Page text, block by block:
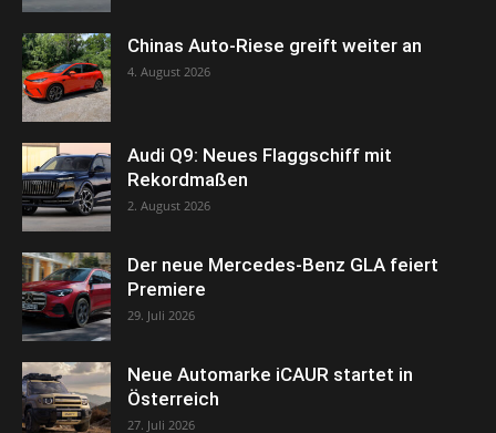
Chinas Auto-Riese greift weiter an
4. August 2026
Audi Q9: Neues Flaggschiff mit
Rekordmaßen
2. August 2026
Der neue Mercedes-Benz GLA feiert
Premiere
29. Juli 2026
Neue Automarke iCAUR startet in
Österreich
27. Juli 2026